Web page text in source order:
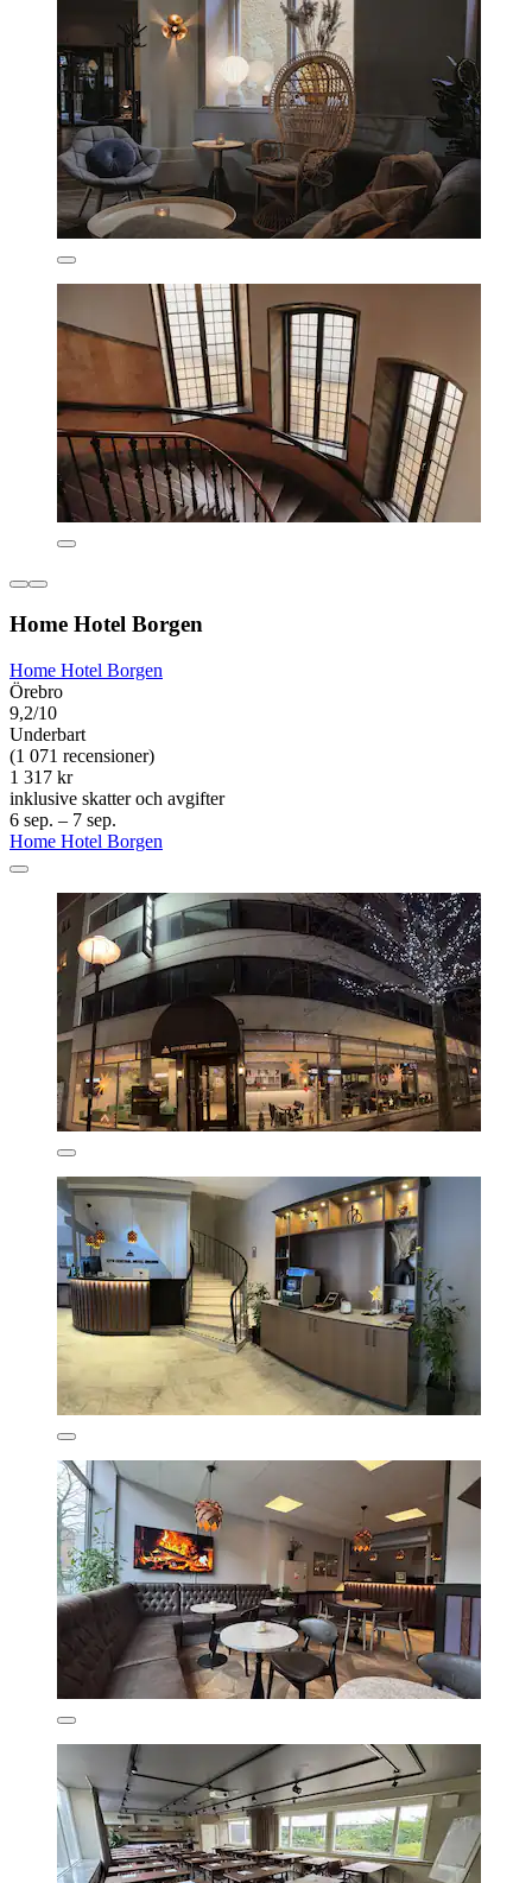
Home Hotel Borgen
Home Hotel Borgen
Örebro
9,2/10
Underbart
(1 071 recensioner)
1 317 kr
inklusive skatter och avgifter
6 sep. – 7 sep.
Home Hotel Borgen